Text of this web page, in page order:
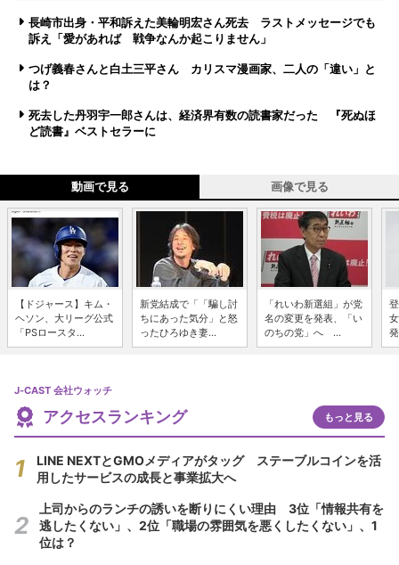
長崎市出身・平和訴えた美輪明宏さん死去 ラストメッセージでも
訴え「愛があれば 戦争なんか起こりません」
つげ義春さんと白土三平さん カリスマ漫画家、二人の「違い」と
は？
死去した丹羽宇一郎さんは、経済界有数の読書家だった 『死ぬほ
ど読書』ベストセラーに
動画で見る 画像で見る
【ドジャース】キム・
ヘソン、大リーグ公式
「PSロースタ...
新党結成で「「騙し討
ちにあった気分」と怒
ったひろゆき妻...
「れいわ新選組」が党
名の変更を発表、「い
のちの党」へ ...
J-CAST 会社ウォッチ
アクセスランキング もっと見る
LINE NEXTとGMOメディアがタッグ ステーブルコインを活
用したサービスの成長と事業拡大へ
上司からのランチの誘いを断りにくい理由 3位「情報共有を
逃したくない」、2位「職場の雰囲気を悪くしたくない」、1
位は？